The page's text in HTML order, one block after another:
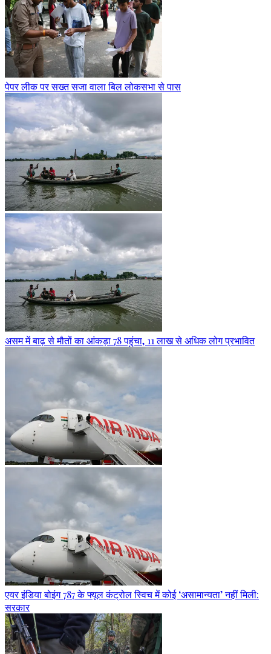
पेपर लीक पर सख्त सजा वाला बिल लोकसभा से पास
असम में बाढ़ से मौतों का आंकड़ा 78 पहुंचा, 11 लाख से अधिक लोग प्रभावित
एयर इंडिया बोइंग 787 के फ्यूल कंट्रोल स्विच में कोई ‘असामान्यता’ नहीं मिली:
सरकार